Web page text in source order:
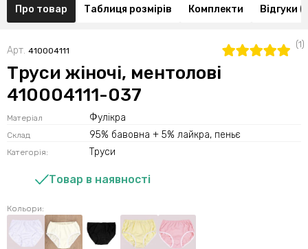
Про товар Таблиця розмірів Комплекти Відгуки
Арт. 410004111
(1)
Труси жіночі, ментолові
410004111-037
Матеріал Фулікра
Склад 95% бавовна + 5% лайкра, пеньє
Категорія: Труси
Товар в наявності
Кольори: